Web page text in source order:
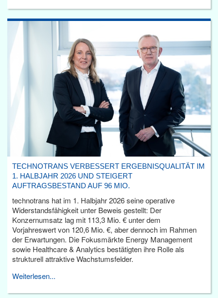
TECHNOTRANS VERBESSERT ERGEBNISQUALITÄT IM
1. HALBJAHR 2026 UND STEIGERT
AUFTRAGSBESTAND AUF 96 MIO.
technotrans hat im 1. Halbjahr 2026 seine operative
Widerstandsfähigkeit unter Beweis gestellt: Der
Konzernumsatz lag mit 113,3 Mio. € unter dem
Vorjahreswert von 120,6 Mio. €, aber dennoch im Rahmen
der Erwartungen. Die Fokusmärkte Energy Management
sowie Healthcare & Analytics bestätigten ihre Rolle als
strukturell attraktive Wachstumsfelder.
Weiterlesen...